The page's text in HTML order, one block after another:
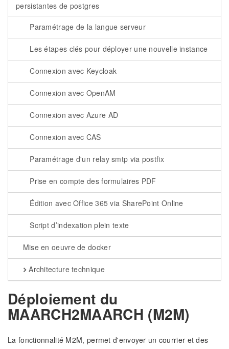
persistantes de postgres
Paramétrage de la langue serveur
Les étapes clés pour déployer une nouvelle instance
Connexion avec Keycloak
Connexion avec OpenAM
Connexion avec Azure AD
Connexion avec CAS
Paramétrage d'un relay smtp via postfix
Prise en compte des formulaires PDF
Édition avec Office 365 via SharePoint Online
Script d’indexation plein texte
Mise en oeuvre de docker
Architecture technique
Déploiement du
MAARCH2MAARCH (M2M)
La fonctionnalité M2M, permet d'envoyer un courrier et des